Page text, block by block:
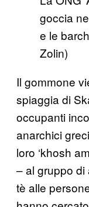
goccia
e le
Zolin)
Il gommone
spiaggia di
occupanti
anarchici
loro ‘khosh
– al gruppo
tè alle